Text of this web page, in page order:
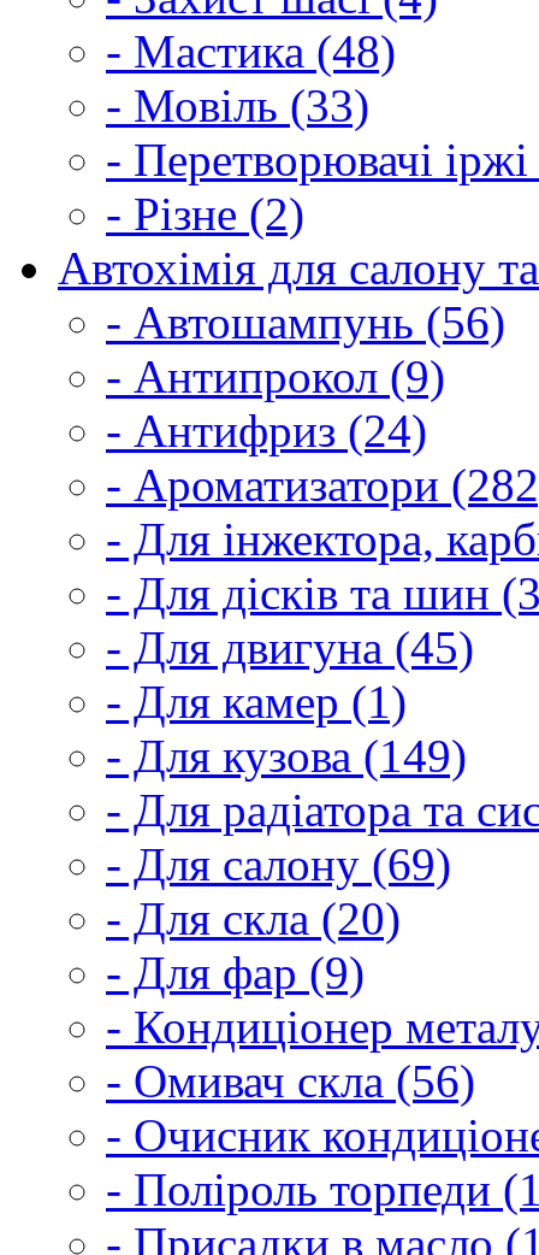
- Мастика (48)
- Мовіль (33)
- Перетворювачі
- Різне (2)
Автохімія для салону
- Автошампунь (56)
- Антипрокол (9)
- Антифриз (24)
- Ароматизатори
- Для інжектора,
- Для дісків та шин
- Для двигуна (45)
- Для камер (1)
- Для кузова (149)
- Для радіатора та
- Для салону (69)
- Для скла (20)
- Для фар (9)
- Кондиціонер
- Омивач скла (56)
- Очисник
- Поліроль торпеди
- Присадки в масло